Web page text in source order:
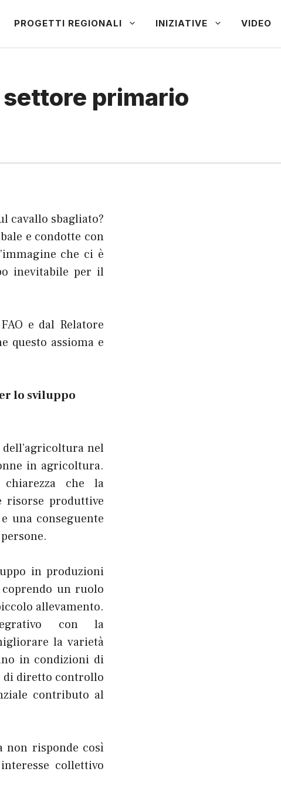
PROGETTI REGIONALI INIZIATIVE VIDEO
primario
cavallo sbagliato?
e condotte con
che ci è
inevitabile per il
e dal Relatore
questo assioma e
lo sviluppo
nel
in agricoltura.
che la
risorse produttive
una conseguente
in produzioni
un ruolo
allevamento.
con la
la varietà
in condizioni di
di diretto controllo
contributo al
non risponde così
collettivo